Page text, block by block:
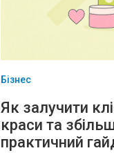
Бізнес
Як залучити
краси та
практичний